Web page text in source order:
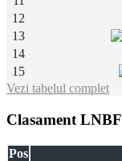
12
13
14
15
Vezi tabelul complet
Clasament
Pos